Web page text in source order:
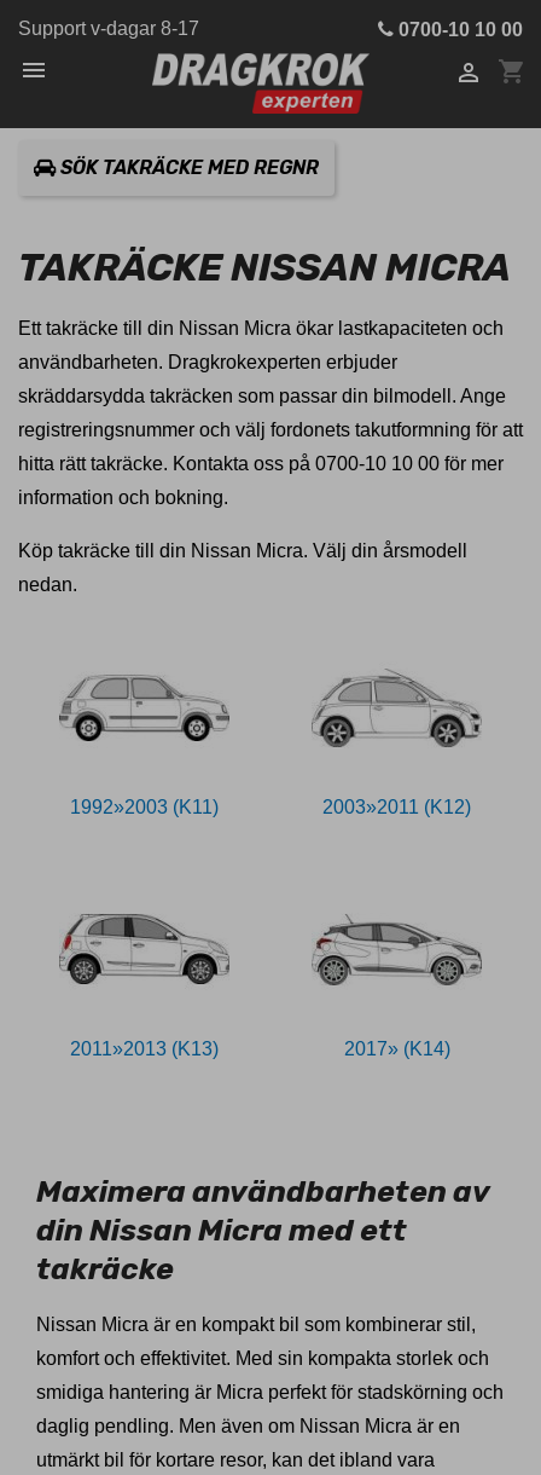
Support v-dagar 8-17 0700-10 10 00
 shopping_cart

SÖK TAKRÄCKE MED REGNR
TAKRÄCKE NISSAN MICRA
Ett takräcke till din Nissan Micra ökar lastkapaciteten och
användbarheten. Dragkrokexperten erbjuder
skräddarsydda takräcken som passar din bilmodell. Ange
registreringsnummer och välj fordonets takutformning för att
hitta rätt takräcke. Kontakta oss på 0700-10 10 00 för mer
information och bokning.
Köp takräcke till din Nissan Micra. Välj din årsmodell
nedan.
1992»2003 (K11) 2003»2011 (K12)
2011»2013 (K13) 2017» (K14)
Maximera användbarheten av
din Nissan Micra med ett
takräcke
Nissan Micra är en kompakt bil som kombinerar stil,
komfort och effektivitet. Med sin kompakta storlek och
smidiga hantering är Micra perfekt för stadskörning och
daglig pendling. Men även om Nissan Micra är en
utmärkt bil för kortare resor, kan det ibland vara